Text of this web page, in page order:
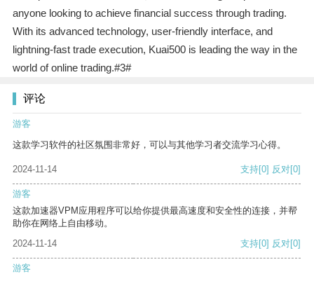
anyone looking to achieve financial success through trading.
With its advanced technology, user-friendly interface, and
lightning-fast trade execution, Kuai500 is leading the way in the
world of online trading.#3#
评论
游客
这款学习软件的社区氛围非常好，可以与其他学习者交流学习心得。
2024-11-14 支持[0] 反对[0]
游客
这款加速器VPM应用程序可以给你提供最高速度和安全性的连接，并帮
助你在网络上自由移动。
2024-11-14
支持[0] 反对[0]
游客